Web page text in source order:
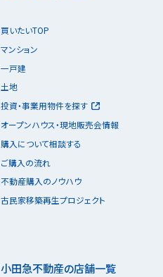
買いたいTOP
マンション
一戸建
土地
投資・事業用物件を探す
オープンハウス・現地販売会情報
購入について相談する
ご購入の流れ
不動産購入のノウハウ
古民家移築再生プロジェクト
小田急不動産の店舗一覧